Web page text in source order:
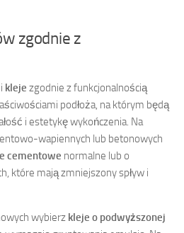
zgodnie z
kleje zgodnie z funkcjonalnością
podłoża, na którym będą
i estetykę wykończenia. Na
wapiennych lub betonowych
cementowe normalne lub o
które mają zmniejszony spływ i
wybierz kleje o podwyższonej